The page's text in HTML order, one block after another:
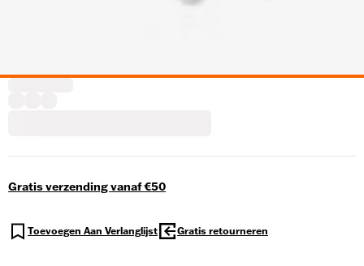
Gratis verzending vanaf €50
Toevoegen Aan Verlanglijst Gratis retourneren